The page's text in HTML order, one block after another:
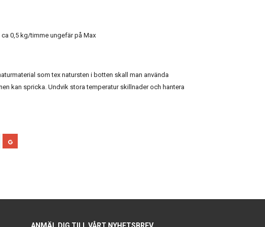
0,5 kg/timme ungefär på Max
som tex natursten i botten skall man använda
kan spricka. Undvik stora temperatur skillnader och hantera
ANMÄL DIG TILL VÅRT NYHETSBREV